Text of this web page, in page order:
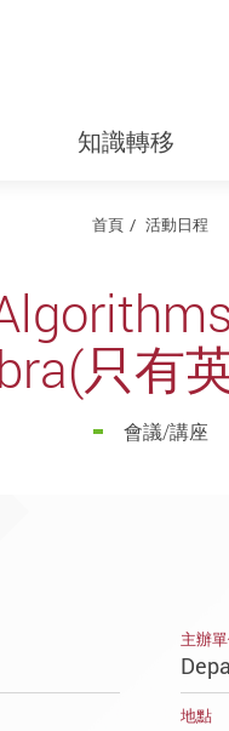
知識轉移
首頁 活動日程
只有
會議/講座
主辦
地點